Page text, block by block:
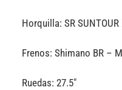
Horquilla: SR
Frenos: Shimano BR –
Ruedas: 27.5″